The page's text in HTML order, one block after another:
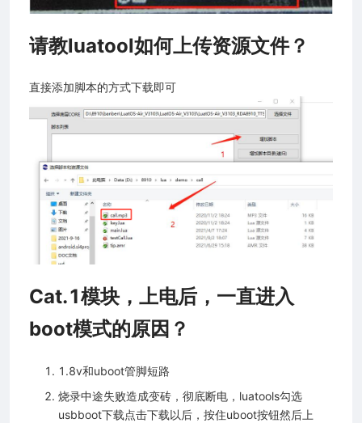
请教luatool如何上传资源文件？
直接添加脚本的方式下载即可
Cat.1模块，上电后，一直进入
boot模式的原因？
1.8v和uboot管脚短路
烧录中途失败造成变砖，彻底断电，luatools勾选
usbboot下载点击下载以后，按住uboot按钮然后上